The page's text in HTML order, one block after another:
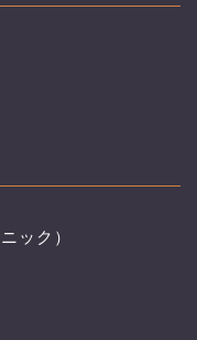
ック）